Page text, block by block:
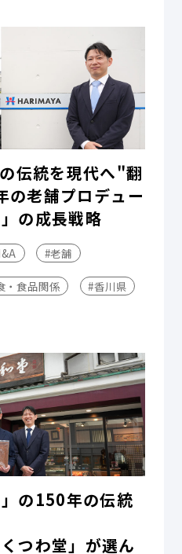
伝統を現代へ"翻
の老舗プロデュー
の成長戦略
#老舗
・食品関係 #香川県
の150年の伝統
つわ堂」が選ん